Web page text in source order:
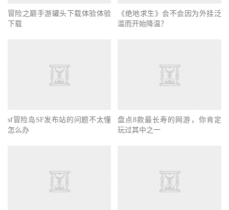
冒险之巅手游罐头下载体验体验
下载
《绝地求生》会不会因为外挂泛
滥而开始降温？
sf冒险岛SF发布站的问题不太懂
怎么办
盘点8款最长寿的网游，你肯定
玩过其中之一